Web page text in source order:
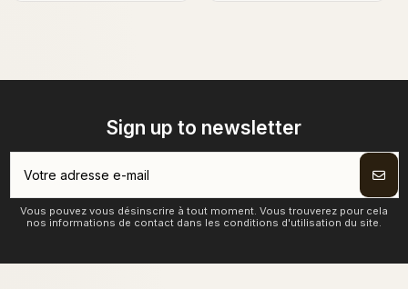
Sign up to newsletter
Vous pouvez vous désinscrire à tout moment. Vous trouverez pour cela
nos informations de contact dans les conditions d'utilisation du site.